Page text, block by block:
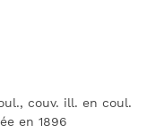
couv. ill. en coul.
en 1896